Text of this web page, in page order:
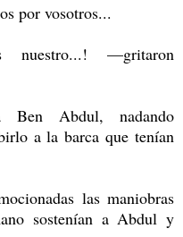
por vosotros...
—gritaron
Abdul, nadando
a la barca que tenían
las maniobras
sostenían a Abdul y